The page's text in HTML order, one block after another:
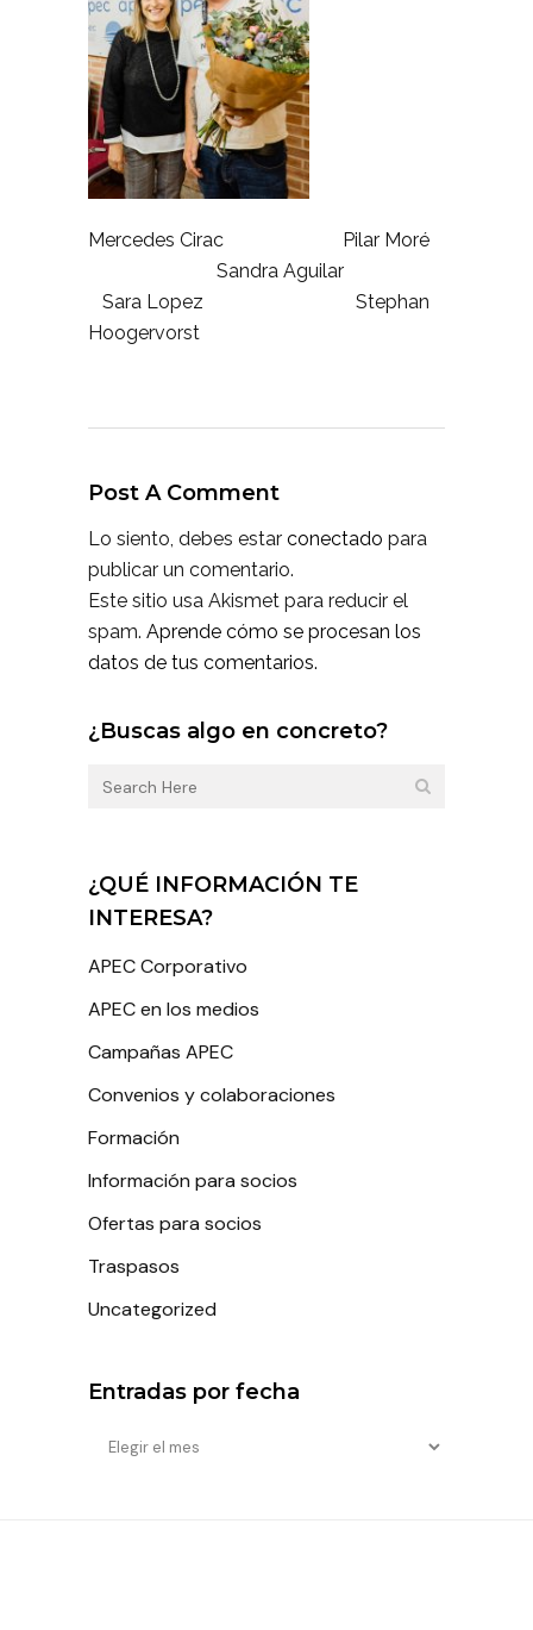
Mercedes Cirac Pilar Moré
Sandra Aguilar
Sara Lopez Stephan
Hoogervorst
Post A Comment
Lo siento, debes estar conectado para
publicar un comentario.
Este sitio usa Akismet para reducir el
spam. Aprende cómo se procesan los
datos de tus comentarios.
¿Buscas algo en concreto?
¿QUÉ INFORMACIÓN TE
INTERESA?
APEC Corporativo
APEC en los medios
Campañas APEC
Convenios y colaboraciones
Formación
Información para socios
Ofertas para socios
Traspasos
Uncategorized
Entradas por fecha
Entradas